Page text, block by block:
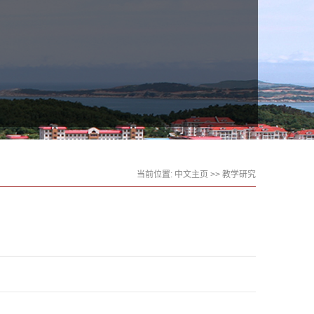
当前位置: 中文主页 >> 教学研究